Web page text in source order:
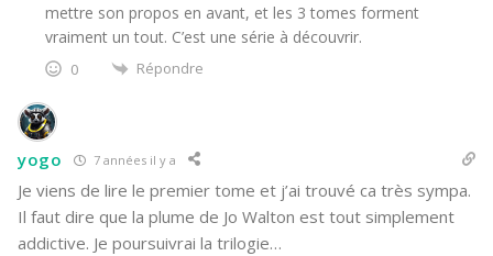
mettre son propos en avant, et les 3 tomes forment
vraiment un tout. C’est une série à découvrir.
0 Répondre
yogo 7 années il y a
Je viens de lire le premier tome et j’ai trouvé ca très sympa.
Il faut dire que la plume de Jo Walton est tout simplement
addictive. Je poursuivrai la trilogie…